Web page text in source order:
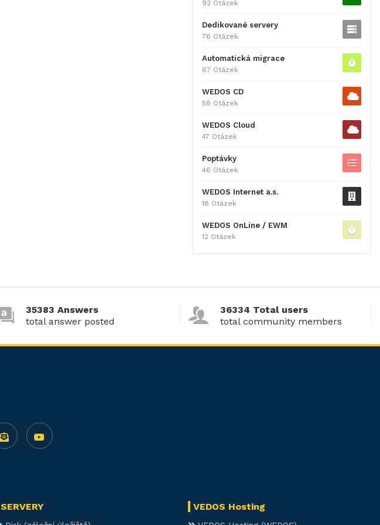
92 Otázek
Dedikované servery
76 Otázek
Automatická migrace
67 Otázek
WEDOS CD
58 Otázek
WEDOS Cloud
47 Otázek
Poptávky
46 Otázek
WEDOS Internet a.s.
18 Otázek
WEDOS OnLine / EWM
12 Otázek
35383 Answers
total answer posted
36334 Total users
total community members
SERVERY VEDOS Hosting